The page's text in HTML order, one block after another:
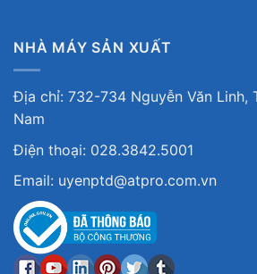
NHÀ MÁY SẢN XUẤT
Địa chỉ: 732-734 Nguyễn Văn Linh,
Nam
Điện thoại: 028.3842.5001
Email: uyenptd@atpro.com.vn